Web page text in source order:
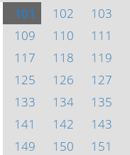
101
102 103
109
110 111
117
118 119
125
126 127
133
134 135
141
142 143
149
150 151